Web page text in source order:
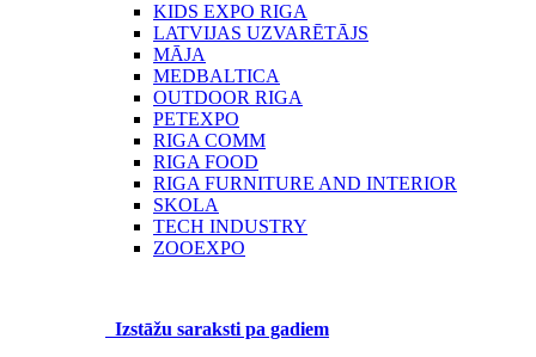
KIDS EXPO RIGA
LATVIJAS UZVARĒTĀJS
MĀJA
MEDBALTICA
OUTDOOR RIGA
PETEXPO
RIGA COMM
RIGA FOOD
RIGA FURNITURE AND INTERIOR
SKOLA
TECH INDUSTRY
ZOOEXPO
Izstāžu saraksti pa gadiem